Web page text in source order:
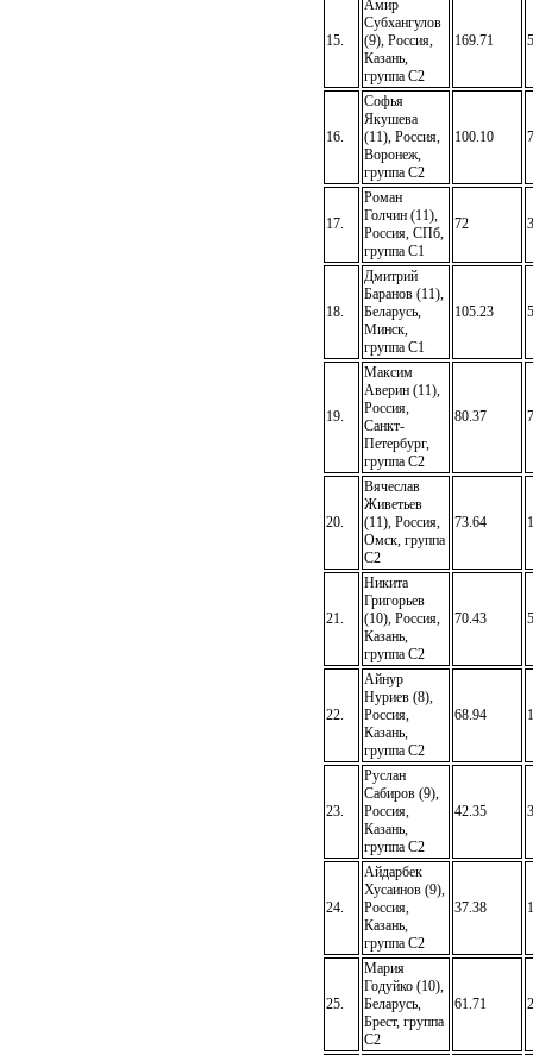
15.
Амир
Субхангулов
(9), Россия,
Казань,
группа C2
169.71
16.
Софья
Якушева
(11), Россия,
Воронеж,
группа C2
100.10
17.
Роман
Голчин (11),
Россия, СПб,
группа C1
72
18.
Дмитрий
Баранов (11),
Беларусь,
Минск,
группа C1
105.23
19.
Максим
Аверин (11),
Россия,
Санкт-
Петербург,
группа C2
80.37
20.
Вячеслав
Живетьев
(11), Россия,
Омск, группа
C2
73.64
21.
Никита
Григорьев
(10), Россия,
Казань,
группа C2
70.43
22.
Айнур
Нуриев (8),
Россия,
Казань,
группа C2
68.94
23.
Руслан
Сабиров (9),
Россия,
Казань,
группа C2
42.35
24.
Айдарбек
Хусаинов (9),
Россия,
Казань,
группа C2
37.38
25.
Мария
Годуйко (10),
Беларусь,
Брест, группа
C2
61.71